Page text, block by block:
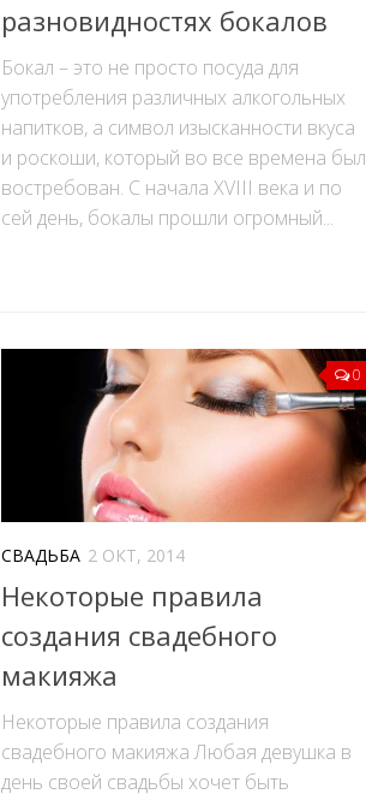
разновидностях бокалов
Бокал – это не просто посуда для
употребления различных алкогольных
напитков, а символ изысканности вкуса
и роскоши, который во все времена был
востребован. С начала XVIII века и по
сей день, бокалы прошли огромный...
0
СВАДЬБА 2 ОКТ, 2014
Некоторые правила
создания свадебного
макияжа
Некоторые правила создания
свадебного макияжа Любая девушка в
день своей свадьбы хочет быть